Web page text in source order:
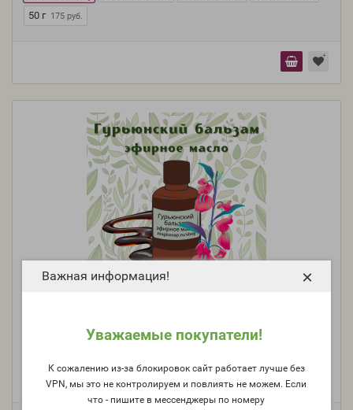
Важная информация!
Уважаемые покупатели!
К сожалению из-за блокировок сайт работает лучше без
VPN, мы это не контролируем и повлиять не можем. Если
что - пишите в мессенджеры по номеру
×
50 г 175 руб.
Производитель: Испания
Модель: em-95